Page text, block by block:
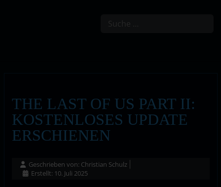
THE LAST OF US PART II:
KOSTENLOSES UPDATE
ERSCHIENEN
Geschrieben von: Christian Schulz
Erstellt: 10. Juli 2025